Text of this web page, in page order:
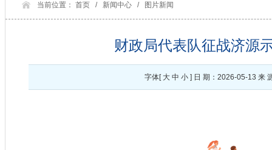
当前位置： 首页 / 新闻中心 / 图片新闻
财政局代表队征战济源
字体[ 大 中 小] 日 期：2026-05-13 来